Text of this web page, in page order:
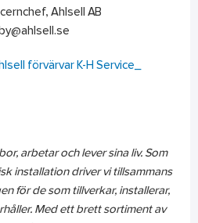
Ahlsell AB
förvärvar K-H Service_
arbetar och lever sina liv. Som
installation driver vi tillsammans
för de som tillverkar, installerar,
Med ett brett sortiment av